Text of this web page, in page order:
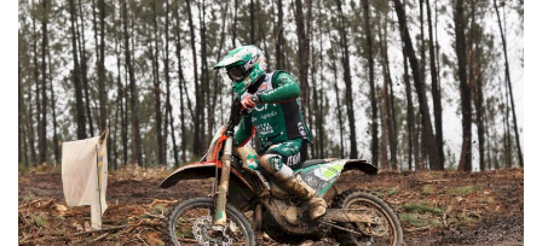
Sobre Nós
Educação
Estatuto Editorial
Saúde